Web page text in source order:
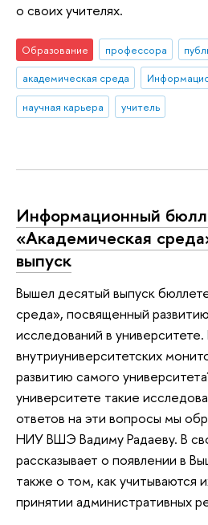
о своих учителях.
Образование профессора
академическая среда
научная карьера
учитель
Информационный
«Академическая
выпуск
Вышел десятый выпуск
среда», посвященный
исследований в
внутриуниверситетских
развитию самого
университете такие
ответов на эти вопросы мы
НИУ ВШЭ Вадиму Радаеву. В
рассказывает о появлении в
также о том, как учитываются
принятии административных